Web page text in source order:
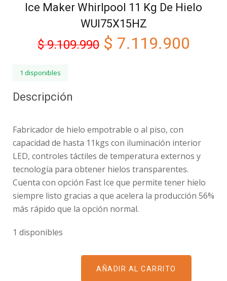
Ice Maker Whirlpool 11 Kg De Hielo
WUI75X15HZ
$9.109.990 $ 7.119.900
1 disponibles
Descripción
Fabricador de hielo empotrable o al piso, con
capacidad de hasta 11kgs con iluminación interior
LED, controles táctiles de temperatura externos y
tecnología para obtener hielos transparentes.
Cuenta con opción Fast Ice que permite tener hielo
siempre listo gracias a que acelera la producción 56%
más rápido que la opción normal.
1 disponibles
AÑADIR AL CARRITO